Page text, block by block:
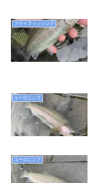
フライフィッシング
ユーロニンフ
ユーロニンフ